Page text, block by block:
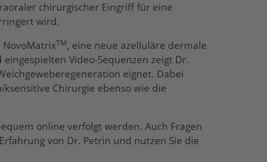
chirurgischer Eingriff für eine
wird.
NovoMatrixTM, eine neue azelluläre dermale
Video-Sequenzen zeigt Dr.
eignet. Dabei
Chirurgie ebenso wie die
online verfolgt werden. Auch Fragen
von Dr. Petrin und nutzen Sie die